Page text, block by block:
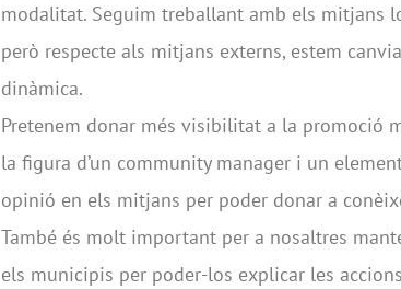
modalitat. Seguim treballant amb els mitjans
però respecte als mitjans externs, estem
dinàmica.
Pretenem donar més visibilitat a la promoció
la figura d’un community manager i un
opinió en els mitjans per poder donar a
També és molt important per a nosaltres
els municipis per poder-los explicar les